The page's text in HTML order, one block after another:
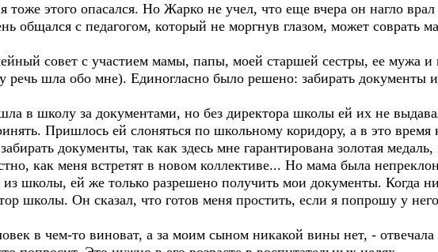
этого опасался. Но Жарко не учел, что еще вчера он нагло врал
общался с педагогом, который не моргнув глазом, может соврать
совет с участием мамы, папы, моей старшей сестры, ее мужа
речь шла обо мне). Единогласно было решено: забирать документы
в школу за документами, но без директора школы ей их не
Пришлось ей слоняться по школьному коридору, а в это
документы, так как здесь мне гарантирована золотая
как меня встретят в новом коллективе... Но мама была
школы, ей же только разрешено получить мои документы. Когда
школы. Он сказал, что готов меня простить, если я попрошу у
в чем-то виноват, а за моим сыном никакой вины нет, -